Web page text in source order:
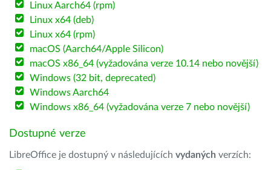
Linux Aarch64 (rpm)
Linux x64 (deb)
Linux x64 (rpm)
macOS (Aarch64/Apple Silicon)
macOS x86_64 (vyžadována verze 10.14 nebo novější)
Windows (32 bit, deprecated)
Windows Aarch64
Windows x86_64 (vyžadována verze 7 nebo novější)
Dostupné verze
LibreOffice je dostupný v následujících vydaných verzích: